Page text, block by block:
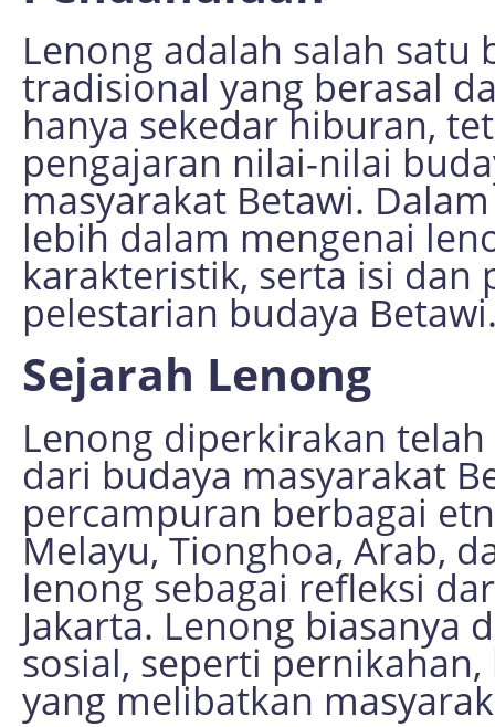
Lenong adalah salah
tradisional yang berasal
hanya sekedar hiburan,
pengajaran nilai-nilai
masyarakat Betawi.
lebih dalam mengenai
karakteristik, serta isi
pelestarian budaya
Sejarah Lenong
Lenong diperkirakan
dari budaya masyarakat
percampuran berbagai
Melayu, Tionghoa, Arab,
lenong sebagai refleksi
Jakarta. Lenong biasanya
sosial, seperti
yang melibatkan